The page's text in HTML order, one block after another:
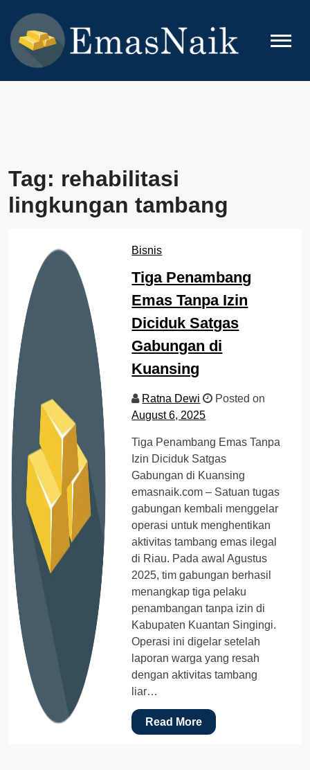
content
EMASNAIK
Topik Seputar Emas
Tag: rehabilitasi
lingkungan tambang
Bisnis
Tiga Penambang
Emas Tanpa Izin
Diciduk Satgas
Gabungan di
Kuansing
Ratna Dewi
Posted on
August 6, 2025
Tiga Penambang Emas Tanpa
Izin Diciduk Satgas
Gabungan di Kuansing
emasnaik.com – Satuan tugas
gabungan kembali menggelar
operasi untuk menghentikan
aktivitas tambang emas ilegal
di Riau. Pada awal Agustus
2025, tim gabungan berhasil
menangkap tiga pelaku
penambangan tanpa izin di
Kabupaten Kuantan Singingi.
Operasi ini digelar setelah
laporan warga yang resah
dengan aktivitas tambang
liar…
Read More